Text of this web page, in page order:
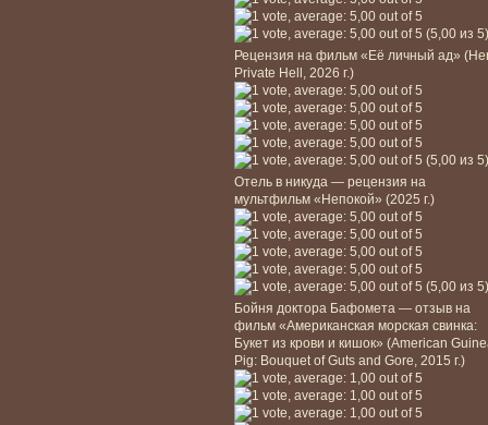
(5,00 из 5)
Рецензия на фильм «Её личный ад»
Private Hell, 2026 г.)
(5,00 из 5)
Отель в никуда — рецензия на
мультфильм «Непокой» (2025 г.)
(5,00 из 5)
Бойня доктора Бафомета — отзыв на
фильм «Американская морская свинка:
Букет из крови и кишок» (American
Pig: Bouquet of Guts and Gore, 2015 г.)